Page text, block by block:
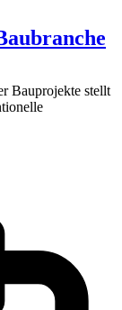
Bauprojekte stellt